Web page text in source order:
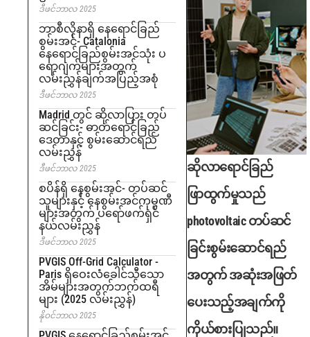
ဒီဖင်ဘာလ 2025
ဘာစီလိုနာရှိ နေရောင်ခြည်
စွမ်းအင်- Catalonia
နေရောင်ခြည်စွမ်းအင်သုံး ပ
ရောဂျက်များအတွက်
လမ်းညွှန်ချက်အပြည့်အစုံ
ဒီဖင်ဘာလ 2025
Madrid တွင် ဆိုလာပြား တပ်
ဆင်ခြင်း- ဓာတ်ရောင်ခြည်
ဒေတာနှင့် စွမ်းဆောင်ရည်
လမ်းညွှန်
ဒီဖင်ဘာလ 2025
စပိန်ရှိ နေစွမ်းအင်- တပ်ဆင်
သူများနှင့် နေစွမ်းအင်ကုမ္ပဏီ
များအတွက် ပရော်ဖက်ရှင်
နယ်လမ်းညွှန်
ဒီဖင်ဘာလ 2025
PVGIS Off-Grid Calculator -
Paris ရှိဝေးလံခေါင်သီသော
အိမ်များအတွက်ဘက်ထရီ
များ (2025 လမ်းညွှန်)
နိုဝင်ဘာလ 2025
ဆိုလာရောင်ခြည်
ဖြာထွက်မှုသည်
photovoltaic တပ်ဆင်
ခြင်းစွမ်းဆောင်ရည်
အတွက် အဆုံးအဖြတ်
ပေးသည့်အချက်ကို
ကိုယ်စားပြုသည်။